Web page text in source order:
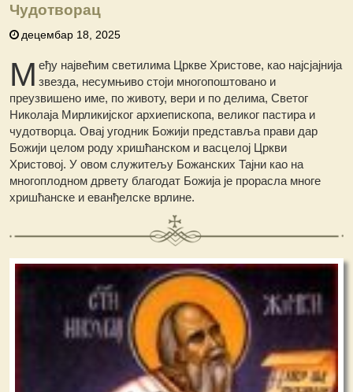
Чудотворац
децембар 18, 2025
М еђу највећим светилима Цркве Христове, као најсјајнија
звезда, несумњиво стоји многопоштовано и
преузвишено име, по животу, вери и по делима, Светог
Николаја Мирликијског архиепископа, великог пастира и
чудотворца. Овај угодник Божији представља прави дар
Божији целом роду хришћанском и васцелој Цркви
Христовој. У овом служитељу Божанских Тајни као на
многоплодном дрвету благодат Божија је прорасла многе
хришћанске и еванђелске врлине.